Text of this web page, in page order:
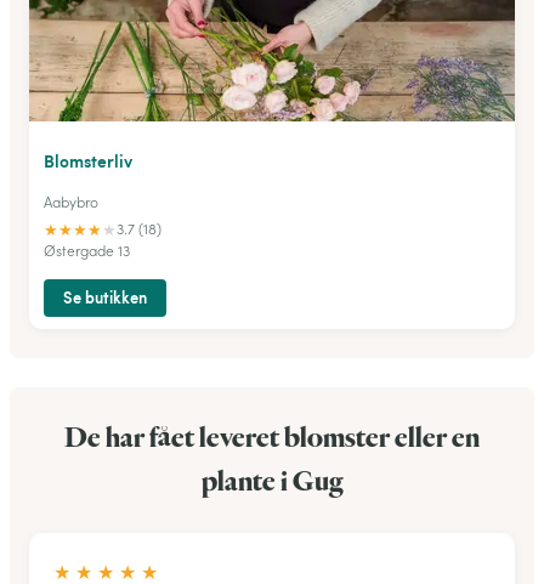
Blomsterliv
Aabybro
★★★★★3.7 (18)
Østergade 13
Se butikken
De har fået leveret blomster eller en
plante i Gug
★ ★ ★ ★ ★